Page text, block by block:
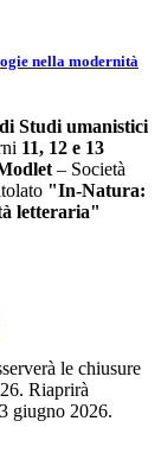
nella modernità
Studi umanistici
11, 12 e 13
– Società
"In-Natura:
letteraria"
le chiusure
Riaprirà
giugno 2026.